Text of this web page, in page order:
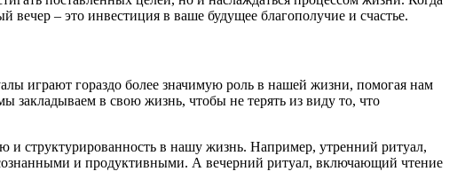
– это инвестиция в ваше будущее благополучие и счастье.
играют гораздо более значимую роль в нашей жизни, помогая нам
закладываем в свою жизнь, чтобы не терять из виду то, что
и структурированность в нашу жизнь. Например, утренний ритуал,
и продуктивными. А вечерний ритуал, включающий чтение